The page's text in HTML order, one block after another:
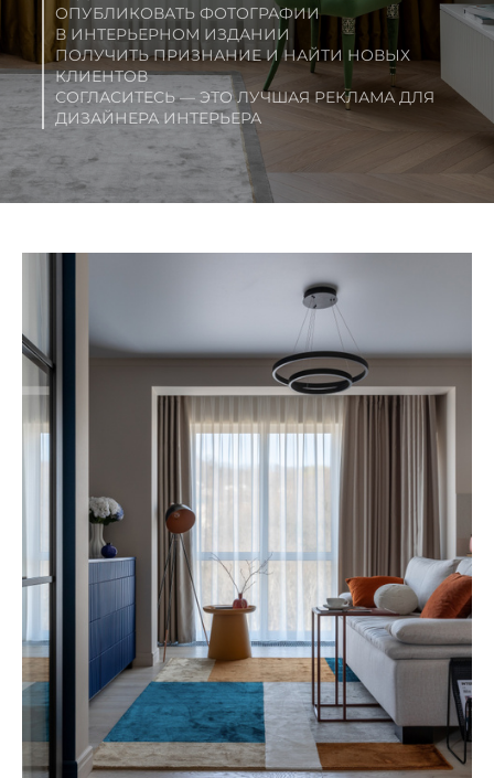
ОПУБЛИКОВАТЬ ФОТОГРАФИИ
В ИНТЕРЬЕРНОМ ИЗДАНИИ
ПОЛУЧИТЬ ПРИЗНАНИЕ И НАЙТИ НОВЫХ
КЛИЕНТОВ
СОГЛАСИТЕСЬ — ЭТО ЛУЧШАЯ РЕКЛАМА ДЛЯ
ДИЗАЙНЕРА ИНТЕРЬЕРА